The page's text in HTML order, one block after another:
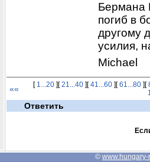
Бермана
погиб в
другому
усилия,
Michael
«« [ 1...20][21...40][41...60][61...80][
Ответить
© www.hungary-